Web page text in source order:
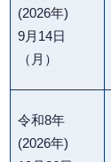
(2026年)
9月14日
（月）
令和8年
(2026年)